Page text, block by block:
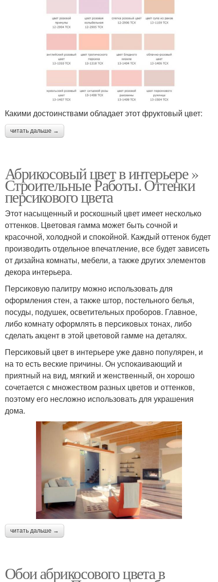
Какими достоинствами обладает этот фруктовый цвет:
читать дальше →
Абрикосовый цвет в интерьере »
Строительные Работы. Оттенки
персикового цвета
Этот насыщенный и роскошный цвет имеет несколько
оттенков. Цветовая гамма может быть сочной и
красочной, холодной и спокойной. Каждый оттенок будет
производить отдельное впечатление, все будет зависеть
от дизайна комнаты, мебели, а также других элементов
декора интерьера.
Персиковую палитру можно использовать для
оформления стен, а также штор, постельного белья,
посуды, подушек, осветительных проборов. Главное,
либо комнату оформлять в персиковых тонах, либо
сделать акцент в этой цветовой гамме на деталях.
Персиковый цвет в интерьере уже давно популярен, и
на то есть веские причины. Он успокаивающий и
приятный на вид, мягкий и женственный, он хорошо
сочетается с множеством разных цветов и оттенков,
поэтому его несложно использовать для украшения
дома.
читать дальше →
Обои абрикосового цвета в